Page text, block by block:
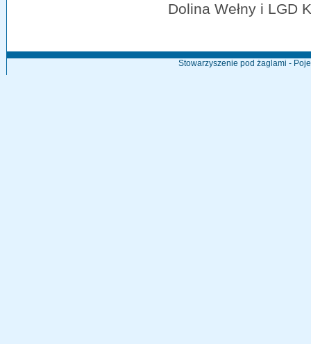
Dolina Wełny i LGD
Stowarzyszenie pod żaglami -